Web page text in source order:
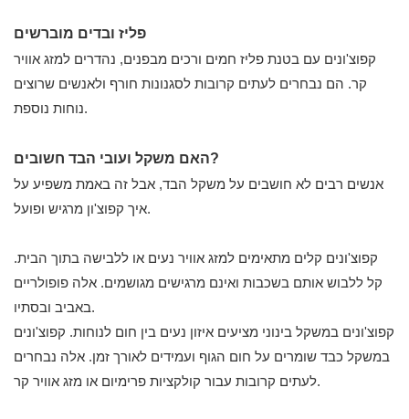
פליז ובדים מוברשים
קפוצ'ונים עם בטנת פליז חמים ורכים מבפנים, נהדרים למזג אוויר
קר. הם נבחרים לעתים קרובות לסגנונות חורף ולאנשים שרוצים
נוחות נוספת.
האם משקל ועובי הבד חשובים?
אנשים רבים לא חושבים על משקל הבד, אבל זה באמת משפיע על
איך קפוצ'ון מרגיש ופועל.
קפוצ'ונים קלים מתאימים למזג אוויר נעים או ללבישה בתוך הבית.
קל ללבוש אותם בשכבות ואינם מרגישים מגושמים. אלה פופולריים
באביב ובסתיו.
קפוצ'ונים במשקל בינוני מציעים איזון נעים בין חום לנוחות. קפוצ'ונים
במשקל כבד שומרים על חום הגוף ועמידים לאורך זמן. אלה נבחרים
לעתים קרובות עבור קולקציות פרימיום או מזג אוויר קר.